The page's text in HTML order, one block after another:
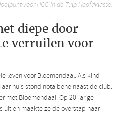
voor HGC in de Tulp Hoofdklasse.
diepe door
verruilen voor
leven voor Bloemendaal. Als kind
huis stond nota bene naast de club.
met Bloemendaal. Op 20-jarige
uit en maakte ze de overstap naar